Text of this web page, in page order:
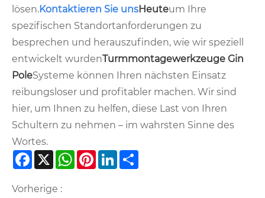
lösen.Kontaktieren Sie unsHeuteum Ihre
spezifischen Standortanforderungen zu
besprechen und herauszufinden, wie wir speziell
entwickelt wurdenTurmmontagewerkzeuge Gin
PoleSysteme können Ihren nächsten Einsatz
reibungsloser und profitabler machen. Wir sind
hier, um Ihnen zu helfen, diese Last von Ihren
Schultern zu nehmen – im wahrsten Sinne des
Wortes.
Facebook
X WhatsApp
PinterestLinkedIn
Vorherige :